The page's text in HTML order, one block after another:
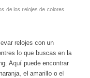
de los relojes de colores
relojes con un
lo que buscas en la
Aquí puede encontrar
el amarillo o el